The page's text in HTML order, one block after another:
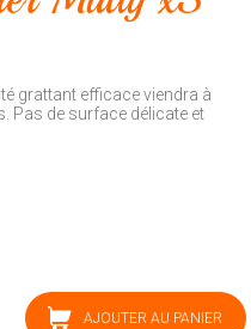
grattant efficace viendra à
Pas de surface délicate et
AJOUTER AU PANIER